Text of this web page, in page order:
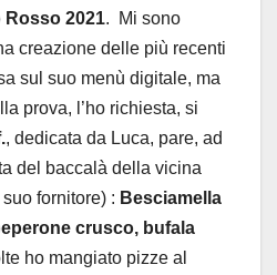
Rosso 2021. Mi sono
creazione delle più recenti
sul suo menù digitale, ma
prova, l’ho richiesta, si
, dedicata da Luca, pare, ad
del baccalà della vicina
fornitore) : Besciamella
crusco, bufala
ho mangiato pizze al